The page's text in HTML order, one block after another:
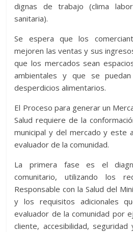
dignas de trabajo (clima
sanitaria).
Se espera que los
mejoren las ventas y sus
que los mercados sean
ambientales y que se
desperdicios alimentarios.
El Proceso para generar un
Salud requiere de la
municipal y del mercado y este
evaluador de la comunidad.
La primera fase es el
comunitario, utilizando los
Responsable con la Salud del
y los requisitos adicionales
evaluador de la comunidad por
cliente, accesibilidad,